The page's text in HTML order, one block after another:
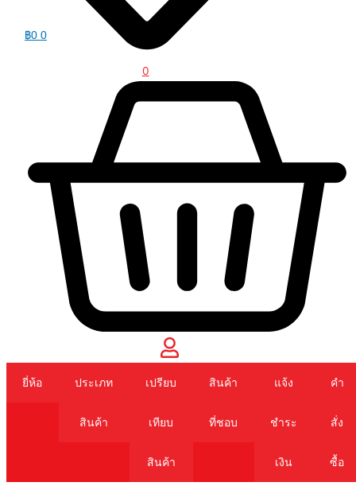
0
฿0 0
Cart
ยี่ห้อ ประเภท
สินค้า
เปรียบ
เทียบ
สินค้า
สินค้า
ที่ชอบ
แจ้ง
ชำระ
เงิน
คำ
สั่ง
ซื้อ